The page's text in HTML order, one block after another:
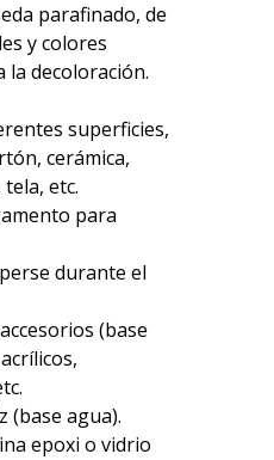
parafinado, de
y colores
la decoloración.
superficies,
cerámica,
etc.
para
durante el
(base
(base agua).
epoxi o vidrio